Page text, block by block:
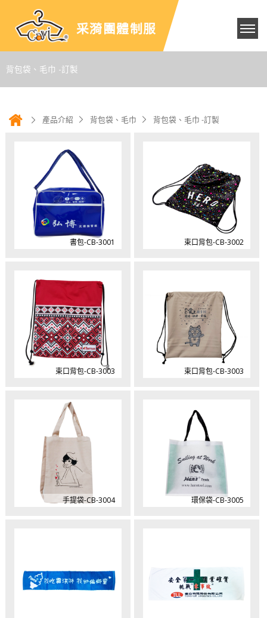
采漪團體制服
背包袋、毛巾 -訂製
產品介紹 背包袋、毛巾 背包袋、毛巾 -訂製
書包-CB-3001 束口背包-CB-3002
束口背包-CB-3003 束口背包-CB-3003
手提袋-CB-3004 環保袋-CB-3005